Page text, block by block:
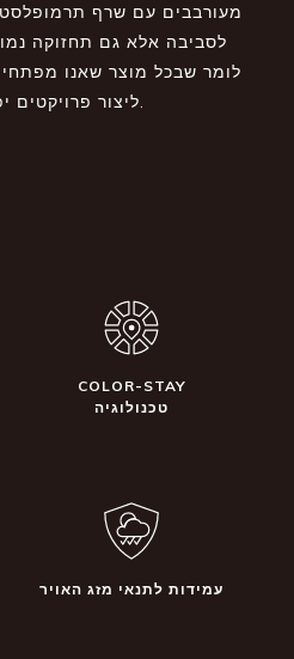
מעורבבים עם שרף
לסביבה אלא גם תחזוקה
לומר שבכל מוצר שאנו
ליצור פרויקטים יפים, שימושיים ומהימנים.
COLOR-STAY
טכנולוגיה
עמידות לתנאי מזג האויר